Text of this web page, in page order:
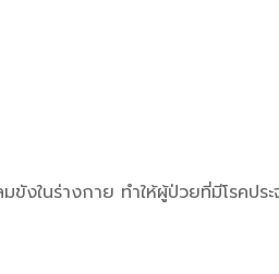
งในร่างกาย ทำให้ผู้ป่วยที่มีโรคป